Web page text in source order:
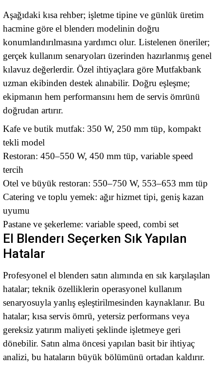
Aşağıdaki kısa rehber; işletme tipine ve günlük üretim
hacmine göre el blenderı modelinin doğru
konumlandırılmasına yardımcı olur. Listelenen öneriler;
gerçek kullanım senaryoları üzerinden hazırlanmış genel
kılavuz değerlerdir. Özel ihtiyaçlara göre Mutfakbank
uzman ekibinden destek alınabilir. Doğru eşleşme;
ekipmanın hem performansını hem de servis ömrünü
doğrudan artırır.
Kafe ve butik mutfak: 350 W, 250 mm tüp, kompakt
tekli model
Restoran: 450–550 W, 450 mm tüp, variable speed
tercih
Otel ve büyük restoran: 550–750 W, 553–653 mm tüp
Catering ve toplu yemek: ağır hizmet tipi, geniş kazan
uyumu
Pastane ve şekerleme: variable speed, combi set
El Blenderı Seçerken Sık Yapılan
Hatalar
Profesyonel el blenderı satın alımında en sık karşılaşılan
hatalar; teknik özelliklerin operasyonel kullanım
senaryosuyla yanlış eşleştirilmesinden kaynaklanır. Bu
hatalar; kısa servis ömrü, yetersiz performans veya
gereksiz yatırım maliyeti şeklinde işletmeye geri
dönebilir. Satın alma öncesi yapılan basit bir ihtiyaç
analizi, bu hataların büyük bölümünü ortadan kaldırır.